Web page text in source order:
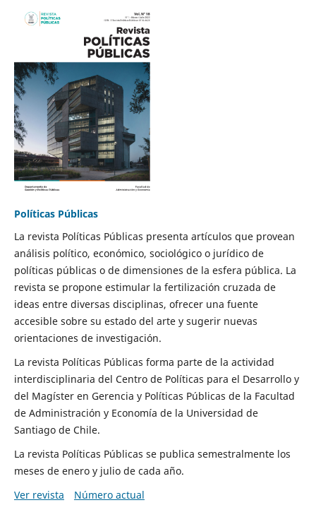
Políticas Públicas
La revista Políticas Públicas presenta artículos que provean
análisis político, económico, sociológico o jurídico de
políticas públicas o de dimensiones de la esfera pública. La
revista se propone estimular la fertilización cruzada de
ideas entre diversas disciplinas, ofrecer una fuente
accesible sobre su estado del arte y sugerir nuevas
orientaciones de investigación.
La revista Políticas Públicas forma parte de la actividad
interdisciplinaria del Centro de Políticas para el Desarrollo y
del Magíster en Gerencia y Políticas Públicas de la Facultad
de Administración y Economía de la Universidad de
Santiago de Chile.
La revista Políticas Públicas se publica semestralmente los
meses de enero y julio de cada año.
Ver revista
Número actual